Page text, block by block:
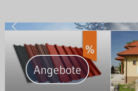
••••
Angebote